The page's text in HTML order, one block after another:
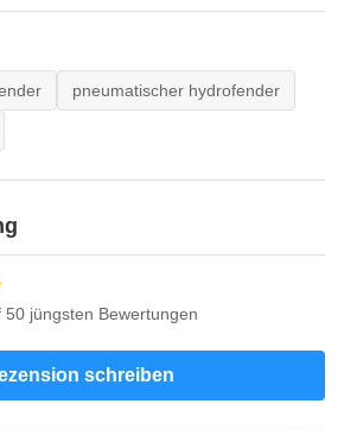
pneumatischer hydrofender
50 jüngsten Bewertungen
schreiben